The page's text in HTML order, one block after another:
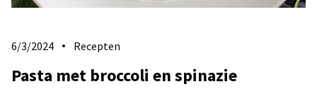
6/3/2024 Recepten
Pasta met broccoli en spinazie